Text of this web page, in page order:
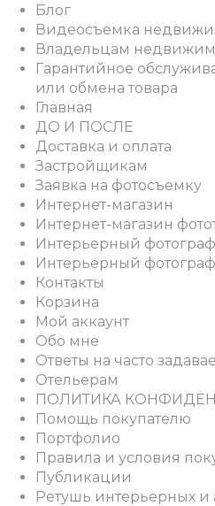
Блог
Видеосъемка
Владельцам
Гарантийное
или обмена товара
Главная
ДО И ПОСЛЕ
Доставка и оплата
Застройщикам
Заявка на фотосъемку
Интернет-магазин
Интернет-магазин
Интерьерный
Интерьерный
Контакты
Корзина
Мой аккаунт
Обо мне
Ответы на часто
Отельерам
ПОЛИТИКА
Помощь покупателю
Портфолио
Правила и условия
Публикации
Ретушь интерьерных и